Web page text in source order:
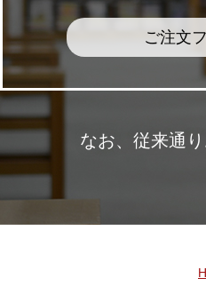
ご注文
なお、従来通